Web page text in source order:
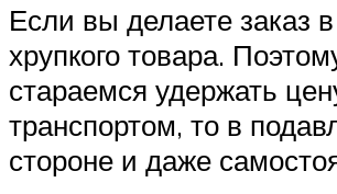
Если вы делаете заказ
хрупкого товара.
стараемся удержать
транспортом, то в
стороне и даже